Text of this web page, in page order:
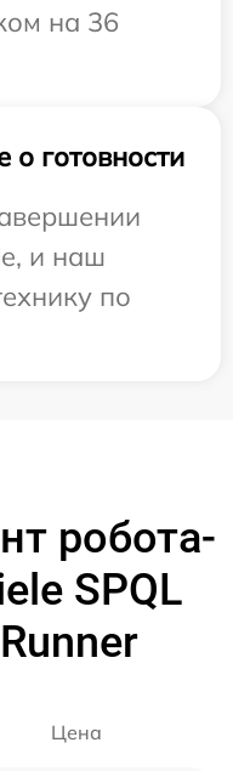
на 36
готовности
и наш
по
робота-
SPQL
Цена